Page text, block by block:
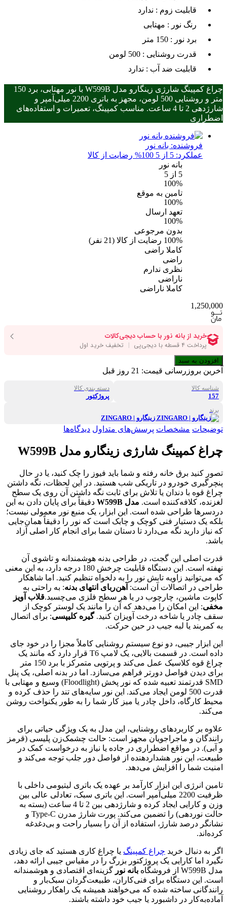
قابلیت زوم : ندارد
رنگ نور : مهتابی
برد نور : 150 متر
قدرت روشنایی : 500 لومن
قابلیت ضد آب : ندارد
چراغ کمپینگ شارژی زینگارو مدل W599B با نور مهتابی، برد 150
متر و روشنایی 500 لومن، مجهز به باتری 2200 میلی‌آمپر و
شارژدهی 2 تا 4 ساعت. مناسب کمپینگ، تعمیرات و استفاده‌های
اضطراری
فروشنده: بانه نور
عملکرد: 5 از 5
100% رضایت از کالا
بانه نور
5 از 5
100%
تامین به موقع
100%
تعهد ارسال
100%
بدون مرجوعی
100% رضایت از کالا (
21 نفر)
کاملا راضی
راضی
نظری ندارم
ناراضی
کاملا ناراضی
1,250,000
افزودن به سبد
آخرین بروزرسانی قیمت: 21 روز قبل
شناسه کالا
157
دسته بندی کالا
پروژکتور
برند
زینگارو | ZINGARO
توضیحات مشخصات پرسش‌های متداول دیدگاه‌ها
چراغ کمپینگ شارژی زینگارو مدل W599B
تصور کنید برق خانه رفته و شما باید فیوز را چک کنید، یا در حال
پنچرگیری خودرو در تاریکی شب هستید. در این لحظات، نگه داشتن
چراغ قوه با دندان یا تلاش برای ثابت نگه داشتن آن روی یک سطح
لغزنده، کلافه‌کننده است. مدل W599B
دقیقاً برای پایان دادن به این
دردسرها طراحی شده است. این ابزار، یک منبع نور معمولی نیست؛
بلکه یک دستیار فنی کوچک و چابک است که نور را دقیقاً همان‌جایی
که نیاز دارید نگه می‌دارد تا دستان شما برای انجام کار اصلی آزاد
باشد.
قدرت اصلی این گجت، در طراحی بدنه هوشمندانه و تاشوی آن
نهفته است. این دستگاه قابلیت چرخش 180 درجه دارد، به این معنی
که می‌توانید زاویه تابش نور را به دلخواه تنظیم کنید. اما شاهکار
طراحی در اتصالات آن است: آهن‌ربای انتهای بدنه: به راحتی به
کاپوت ماشین، چارچوب در یا هر سطح فلزی می‌چسبد.قلاب آویز
مخفی: این امکان را می‌دهد که آن را مانند یک لوستر کوچک از
سقف چادر یا شاخه درخت آویزان کنید.گیره کلیپسی: برای اتصال
به کمربند یا لبه جیب در حین حرکت.
این ابزار جیبی، دو نوع سیستم روشنایی کاملاً مجزا را در خود جای
داده است. در قسمت بالایی، یک لامپ T6 قرار دارد که مانند یک
چراغ قوه کلاسیک عمل می‌کند و پرتویی متمرکز با برد 150 متر
برای دیدن فواصل دورتر فراهم می‌سازد. اما در بدنه اصلی، یک پنل
SMD قدرتمند تعبیه شده که نور پخش (Floodlight) وسیع و مهتابی با
قدرت 500 لومن ایجاد می‌کند. این نور سایه‌های تند را حذف کرده و
محیط کارگاه، داخل چادر یا میز کار شما را به طور یکنواخت روشن
می‌کند.
علاوه بر کاربردهای روشنایی، این مدل به یک ویژگی حیاتی برای
رانندگان و ماجراجویان مجهز است: حالت چشمک‌زن پلیسی (قرمز
و آبی). در مواقع اضطراری در جاده یا نیاز به درخواست کمک در
طبیعت، این نور هشداردهنده از فواصل دور جلب توجه می‌کند و
امنیت شما را افزایش می‌دهد.
تامین انرژی این ابزار کارآمد بر عهده یک باتری لیتیومی داخلی با
ظرفیت 2200 میلی‌آمپر است. این باتری سبک، تعادلی عالی بین
وزن و کارایی ایجاد کرده و شارژدهی بین 2 تا 4 ساعت (بسته به
حالت نوردهی) را تضمین می‌کند. پورت شارژ مدرن Type-C و
نشانگر درصد شارژ، استفاده از آن را بسیار راحت و بی‌دغدغه
کرده‌اند.
اگر به دنبال خرید چراغ کمپینگ یا چراغ کاری هستید که جای زیادی
نگیرد اما کارایی یک پروژکتور بزرگ را در مقیاس جیبی ارائه دهد،
مدل W599B از فروشگاه
بانه نور گزینه‌ای اقتصادی و هوشمندانه
است. این دستگاه برای فنی‌کاران، طبیعت‌گردان سبک‌بار و
رانندگانی ساخته شده که می‌خواهند همیشه یک راهکار روشنایی
آماده‌به‌کار در داشبورد یا جیب خود داشته باشند.